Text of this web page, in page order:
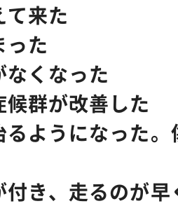
て来た
った
なくなった
候群が改善した
るようになった
付き、走るのが